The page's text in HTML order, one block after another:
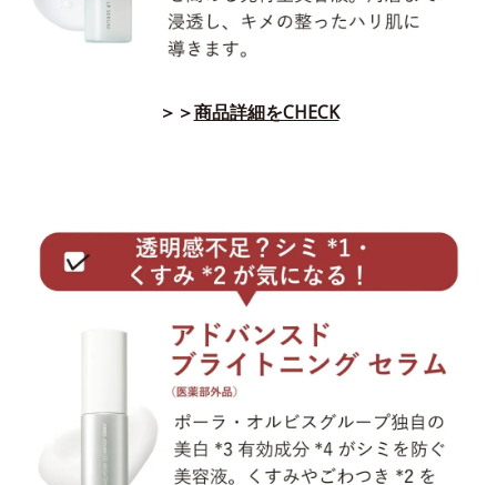
＞＞商品詳細をCHECK